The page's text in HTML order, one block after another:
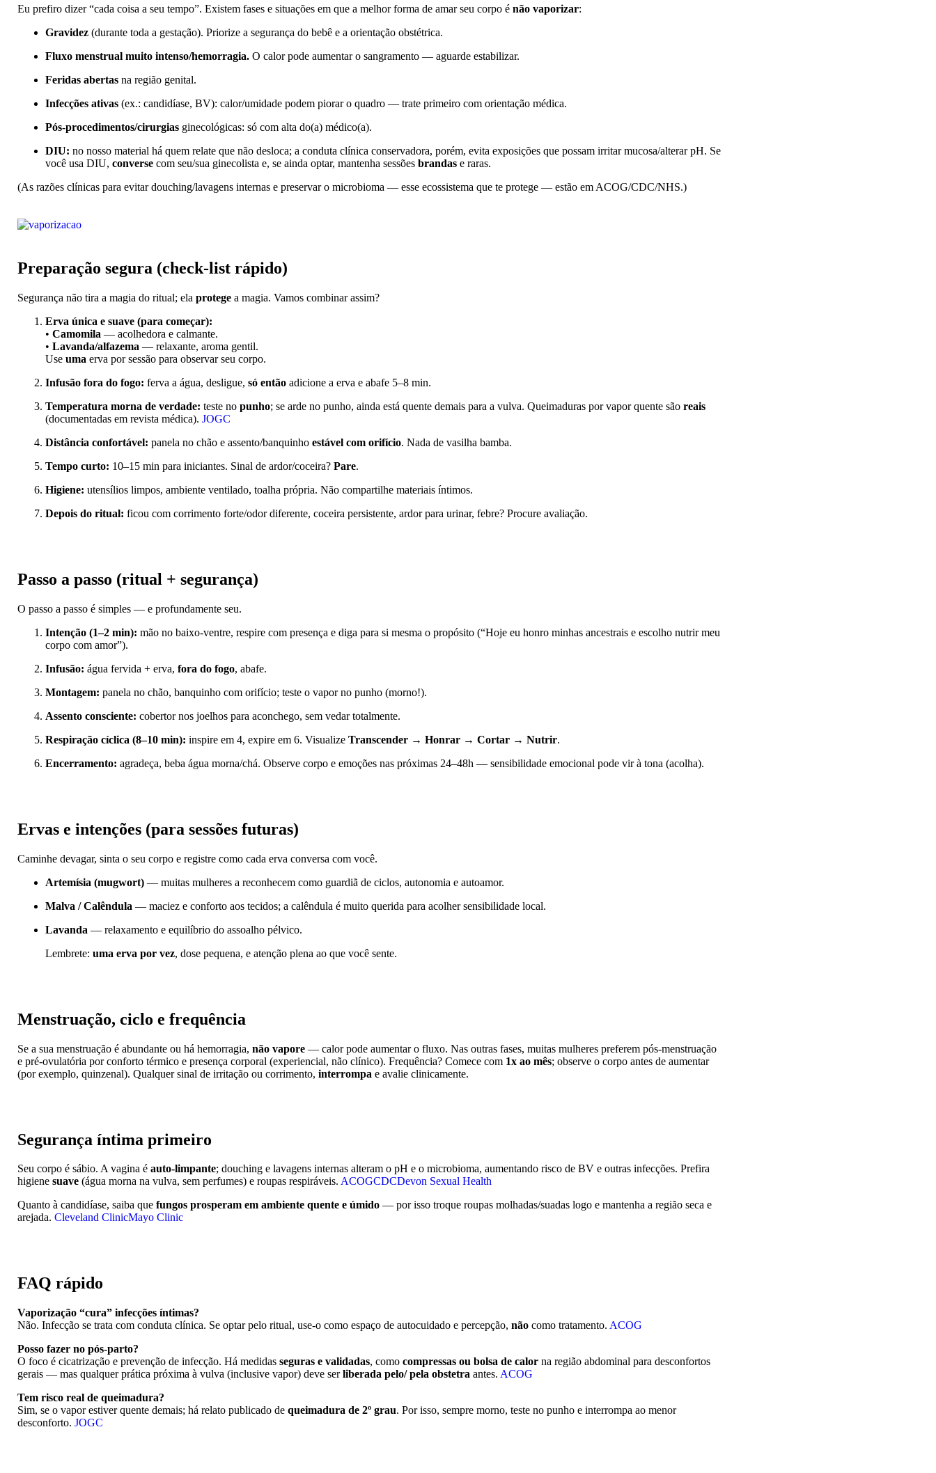
Eu prefiro dizer “cada coisa a seu tempo”. Existem fases e situações em que a melhor forma de amar seu corpo é não vaporizar:
Gravidez (durante toda a gestação). Priorize a segurança do bebê e a orientação obstétrica.
Fluxo menstrual muito intenso/hemorragia. O calor pode aumentar o sangramento — aguarde estabilizar.
Feridas abertas na região genital.
Infecções ativas (ex.: candidíase, BV): calor/umidade podem piorar o quadro — trate primeiro com orientação médica.
Pós-procedimentos/cirurgias ginecológicas: só com alta do(a) médico(a).
DIU: no nosso material há quem relate que não desloca; a conduta clínica conservadora, porém, evita exposições que possam irritar mucosa/alterar pH. Se
você usa DIU, converse com seu/sua ginecolista e, se ainda optar, mantenha sessões brandas e raras.
(As razões clínicas para evitar douching/lavagens internas e preservar o microbioma — esse ecossistema que te protege — estão em ACOG/CDC/NHS.)
Preparação segura (check-list rápido)
Segurança não tira a magia do ritual; ela protege a magia. Vamos combinar assim?
Erva única e suave (para começar):
• Camomila — acolhedora e calmante.
• Lavanda/alfazema — relaxante, aroma gentil.
Use uma erva por sessão para observar seu corpo.
Infusão fora do fogo: ferva a água, desligue, só então adicione a erva e abafe 5–8 min.
Temperatura morna de verdade: teste no punho; se arde no punho, ainda está quente demais para a vulva. Queimaduras por vapor quente são reais
(documentadas em revista médica). JOGC
Distância confortável: panela no chão e assento/banquinho estável com orifício. Nada de vasilha bamba.
Tempo curto: 10–15 min para iniciantes. Sinal de ardor/coceira? Pare.
Higiene: utensílios limpos, ambiente ventilado, toalha própria. Não compartilhe materiais íntimos.
Depois do ritual: ficou com corrimento forte/odor diferente, coceira persistente, ardor para urinar, febre? Procure avaliação.
Passo a passo (ritual + segurança)
O passo a passo é simples — e profundamente seu.
Intenção (1–2 min): mão no baixo-ventre, respire com presença e diga para si mesma o propósito (“Hoje eu honro minhas ancestrais e escolho nutrir meu
corpo com amor”).
Infusão: água fervida + erva, fora do fogo, abafe.
Montagem: panela no chão, banquinho com orifício; teste o vapor no punho (morno!).
Assento consciente: cobertor nos joelhos para aconchego, sem vedar totalmente.
Respiração cíclica (8–10 min): inspire em 4, expire em 6. Visualize Transcender → Honrar → Cortar → Nutrir.
Encerramento: agradeça, beba água morna/chá. Observe corpo e emoções nas próximas 24–48h — sensibilidade emocional pode vir à tona (acolha).
Ervas e intenções (para sessões futuras)
Caminhe devagar, sinta o seu corpo e registre como cada erva conversa com você.
Artemísia (mugwort) — muitas mulheres a reconhecem como guardiã de ciclos, autonomia e autoamor.
Malva / Calêndula — maciez e conforto aos tecidos; a calêndula é muito querida para acolher sensibilidade local.
Lavanda — relaxamento e equilíbrio do assoalho pélvico.
Lembrete: uma erva por vez, dose pequena, e atenção plena ao que você sente.
Menstruação, ciclo e frequência
Se a sua menstruação é abundante ou há hemorragia, não vapore — calor pode aumentar o fluxo. Nas outras fases, muitas mulheres preferem pós-menstruação
e pré-ovulatória por conforto térmico e presença corporal (experiencial, não clínico). Frequência? Comece com 1x ao mês; observe o corpo antes de aumentar
(por exemplo, quinzenal). Qualquer sinal de irritação ou corrimento, interrompa e avalie clinicamente.
Segurança íntima primeiro
Seu corpo é sábio. A vagina é auto-limpante; douching e lavagens internas alteram o pH e o microbioma, aumentando risco de BV e outras infecções. Prefira
higiene suave (água morna na vulva, sem perfumes) e roupas respiráveis. ACOGCDCDevon Sexual Health
Quanto à candidíase, saiba que fungos prosperam em ambiente quente e úmido — por isso troque roupas molhadas/suadas logo e mantenha a região seca e
arejada. Cleveland ClinicMayo Clinic
FAQ rápido
Vaporização “cura” infecções íntimas?
Não. Infecção se trata com conduta clínica. Se optar pelo ritual, use-o como espaço de autocuidado e percepção, não como tratamento. ACOG
Posso fazer no pós-parto?
O foco é cicatrização e prevenção de infecção. Há medidas seguras e validadas, como compressas ou bolsa de calor na região abdominal para desconfortos
gerais — mas qualquer prática próxima à vulva (inclusive vapor) deve serliberada pelo/ pela obstetra antes. ACOG
Tem risco real de queimadura?
Sim, se o vapor estiver quente demais; há relato publicado de queimadura de 2º grau. Por isso, sempre morno, teste no punho e interrompa ao menor
desconforto. JOGC